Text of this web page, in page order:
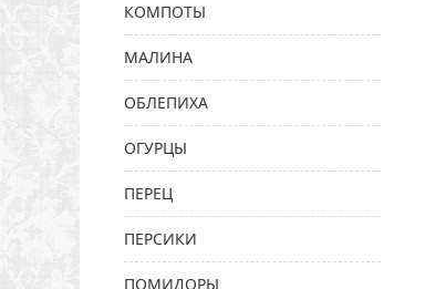
КОМПОТЫ
МАЛИНА
ОБЛЕПИХА
ОГУРЦЫ
ПЕРЕЦ
ПЕРСИКИ
ПОМИДОРЫ